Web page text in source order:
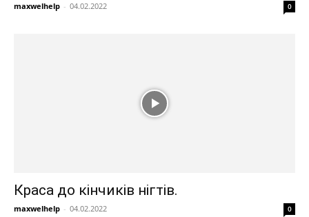
maxwelhelp - 04.02.2022 0
Краса до кінчиків нігтів.
maxwelhelp - 04.02.2022 0